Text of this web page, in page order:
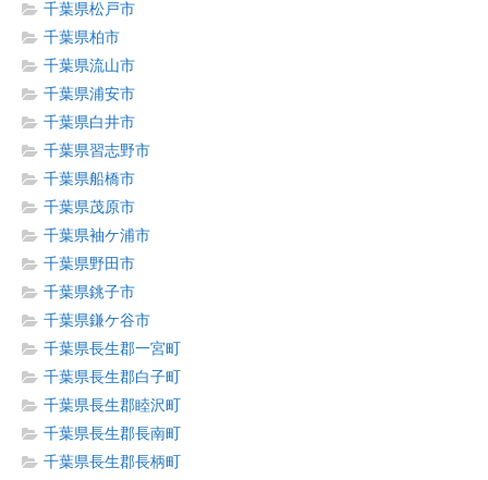
千葉県松戸市
千葉県柏市
千葉県流山市
千葉県浦安市
千葉県白井市
千葉県習志野市
千葉県船橋市
千葉県茂原市
千葉県袖ケ浦市
千葉県野田市
千葉県銚子市
千葉県鎌ケ谷市
千葉県長生郡一宮町
千葉県長生郡白子町
千葉県長生郡睦沢町
千葉県長生郡長南町
千葉県長生郡長柄町